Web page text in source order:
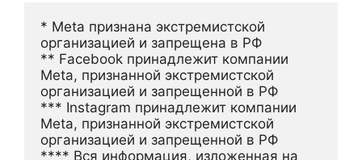
* Meta признана экстремистской
организацией и запрещена в РФ
** Facebook принадлежит компании
Meta, признанной экстремистской
организацией и запрещенной в РФ
*** Instagram принадлежит компании
Meta, признанной экстремистской
организацией и запрещенной в РФ
**** Вся информация, изложенная на